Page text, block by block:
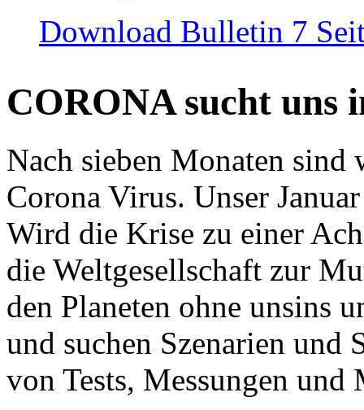
Download Bulletin 7
CORONA sucht uns
Nach sieben Monaten
Corona Virus. Unser
Wird die Krise zu einer
die Weltgesellschaft zur
den Planeten ohne unsins
und suchen Szenarien und
von Tests, Messungen und